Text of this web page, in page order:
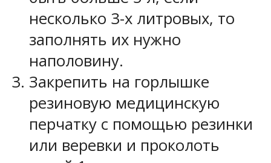
несколько 3-х литровых, то
заполнять их нужно
наполовину.
Закрепить на горлышке
резиновую медицинскую
перчатку с помощью резинки
или веревки и проколоть